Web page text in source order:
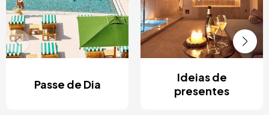
Passe de Dia
Ideias de
presentes